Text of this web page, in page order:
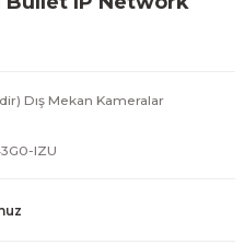
Dış Mekan Kameralar
IZU